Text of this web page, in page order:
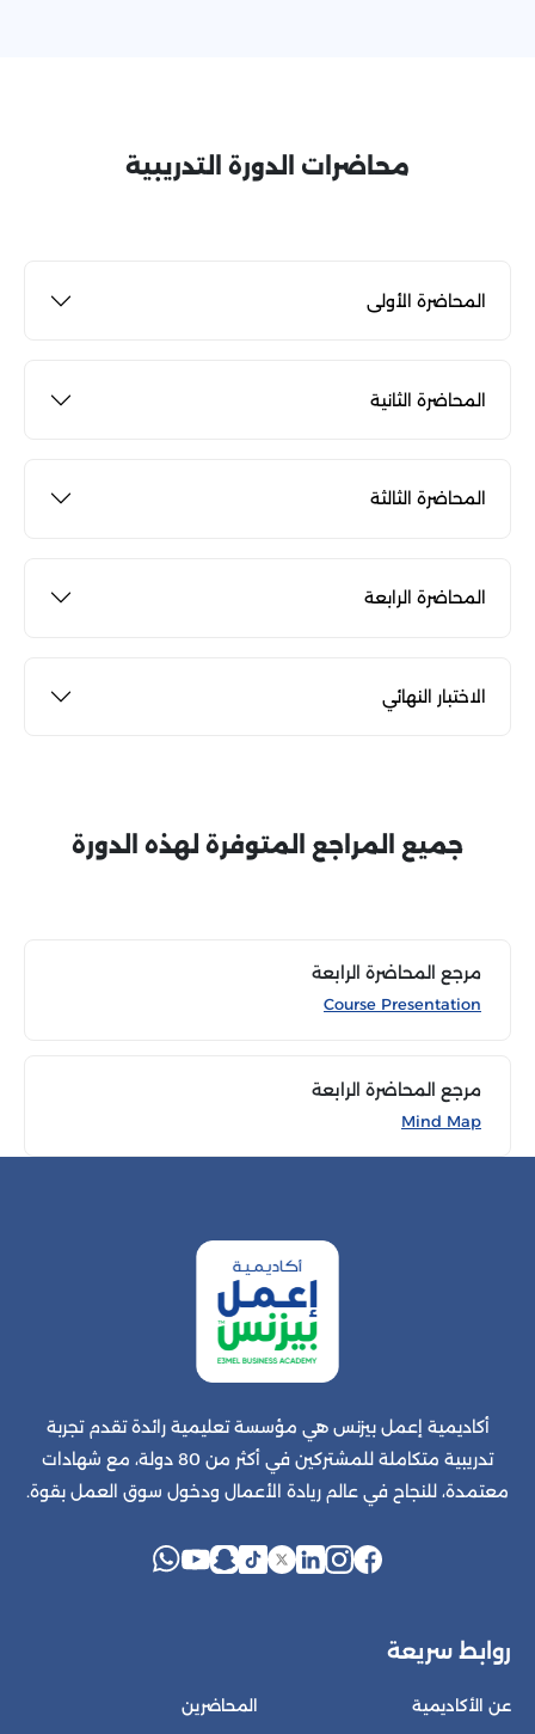
محاضرات الدورة التدريبية
المحاضرة الأولى
المحاضرة الثانية
المحاضرة الثالثة
المحاضرة الرابعة
الاختبار النهائي
جميع المراجع المتوفرة لهذه الدورة
مرجع المحاضرة الرابعة
Course Presentation
مرجع المحاضرة الرابعة
Mind Map
أكاديمية إعمل بيزنس هي مؤسسة تعليمية رائدة تقدم تجربة
تدريبية متكاملة للمشتركين في أكثر من 80 دولة، مع شهادات
معتمدة، للنجاح في عالم ريادة الأعمال ودخول سوق العمل بقوة.
روابط سريعة
عن الأكاديمية المحاضرين